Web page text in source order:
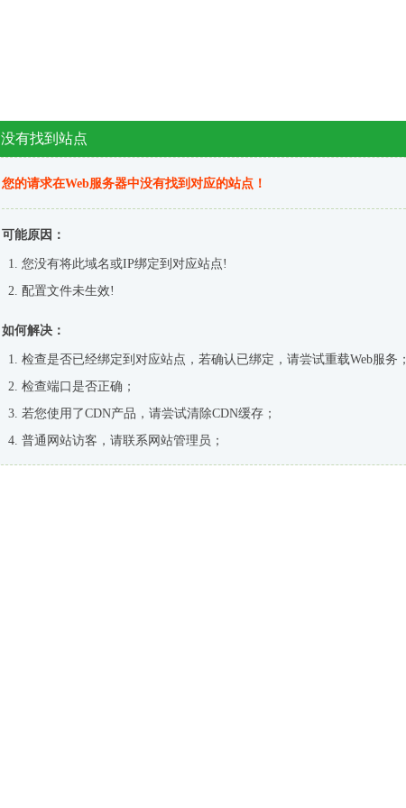
没有找到站点
您的请求在Web服务器中没有找到对应的站点！
可能原因：
您没有将此域名或IP绑定到对应站点!
配置文件未生效!
如何解决：
检查是否已经绑定到对应站点，若确认已绑定，请尝试重载Web服务；
检查端口是否正确；
若您使用了CDN产品，请尝试清除CDN缓存；
普通网站访客，请联系网站管理员；